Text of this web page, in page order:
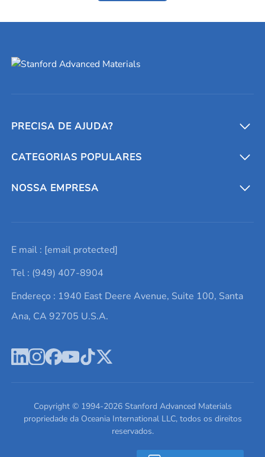
PRECISA DE AJUDA?
Conversores e calculadoras
Entre em contato conosco
Lista de consultas
Termos e Condições
Política de Privacidade
CATEGORIAS POPULARES
Metais refratários
Elementos de terras raras
Alvos de pulverização catódica
Ácido hialurônico
NOSSA EMPRESA
Promoções atuais
Notícias e blogs
Estudos de caso
Escreva para nós
E mail : [email protected]
Tel : (949) 407-8904
Endereço : 1940 East Deere Avenue, Suite 100, Santa
Ana, CA 92705 U.S.A.
Copyright © 1994-2026Stanford Advanced Materials
propriedade da Oceania International LLC, todos os direitos
reservados.